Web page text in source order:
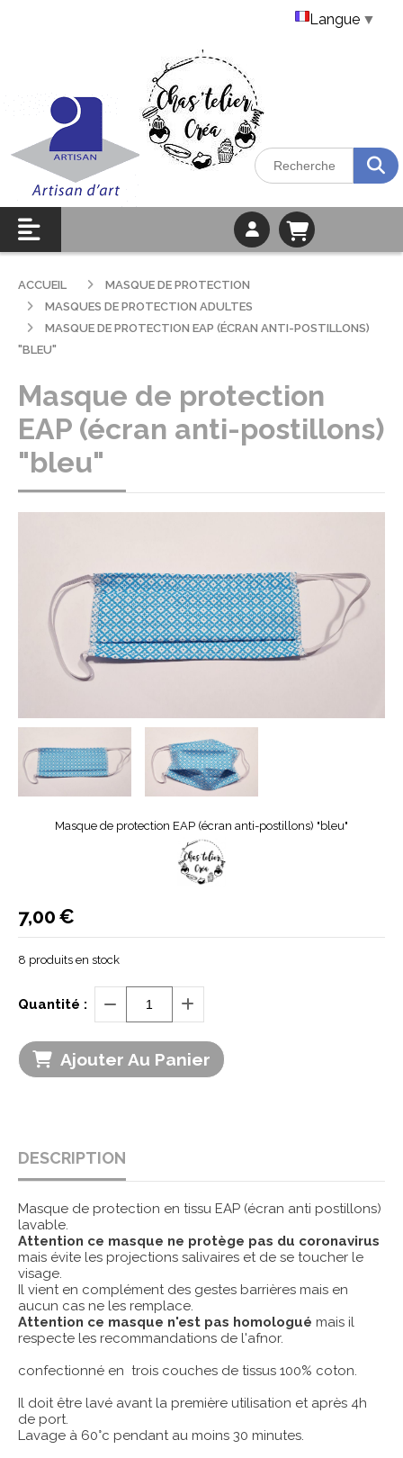
ACCUEIL
MASQUE DE PROTECTION
MASQUES DE PROTECTION ADULTES
MASQUE DE PROTECTION EAP (ÉCRAN ANTI-POSTILLONS)
"BLEU"
Masque de protection
EAP (écran anti-postillons)
"bleu"
Masque de protection EAP (écran anti-postillons) "bleu"
7,00€
8 produits en stock
Quantité :
Ajouter Au Panier
DESCRIPTION
Masque de protection en tissu EAP (écran anti postillons)
lavable.
Attention ce masque ne protège pas du coronavirus
mais évite les projections salivaires et de se toucher le
visage.
Il vient en complément des gestes barrières mais en
aucun cas ne les remplace.
Attention ce masque n'est pas homologué mais il
respecte les recommandations de l'afnor.
confectionné en trois couches de tissus 100% coton.
Il doit être lavé avant la première utilisation et après 4h
de port.
Lavage à 60°c pendant au moins 30 minutes.
Langue ▼